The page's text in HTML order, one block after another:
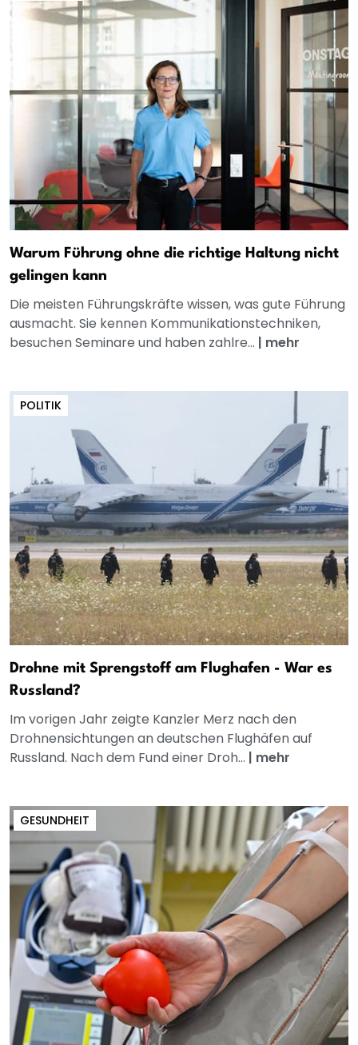
Warum Führung ohne die richtige Haltung nicht
gelingen kann
Die meisten Führungskräfte wissen, was gute Führung
ausmacht. Sie kennen Kommunikationstechniken,
besuchen Seminare und haben zahlre... | mehr
POLITIK
Drohne mit Sprengstoff am Flughafen - War es
Russland?
Im vorigen Jahr zeigte Kanzler Merz nach den
Drohnensichtungen an deutschen Flughäfen auf
Russland. Nach dem Fund einer Droh... | mehr
GESUNDHEIT